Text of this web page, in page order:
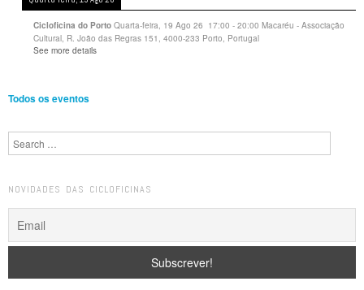
Cicloficina do Porto Quarta-feira, 19 Ago 26 17:00 - 20:00 Macaréu - Associação
Cultural, R. João das Regras 151, 4000-233 Porto, Portugal
See more details
Todos os eventos
Search
NOVIDADES DAS CICLOFICINAS